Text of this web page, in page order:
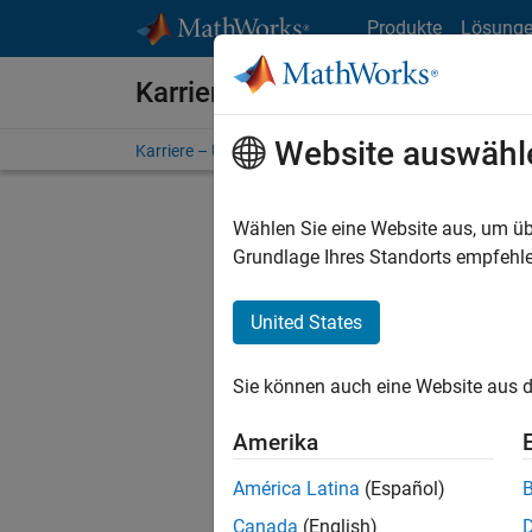
Produkte
Karriere bei MathWorks
Karriere – Übersicht Stellensuche
FILTER:
Stellen
Es
Region
Website
Wählen Sie eine Website aus, um
Grundlage Ihres Standorts
United States
Sie können auch eine Website aus
Amerika
América Latina (Español)
Canada (English)